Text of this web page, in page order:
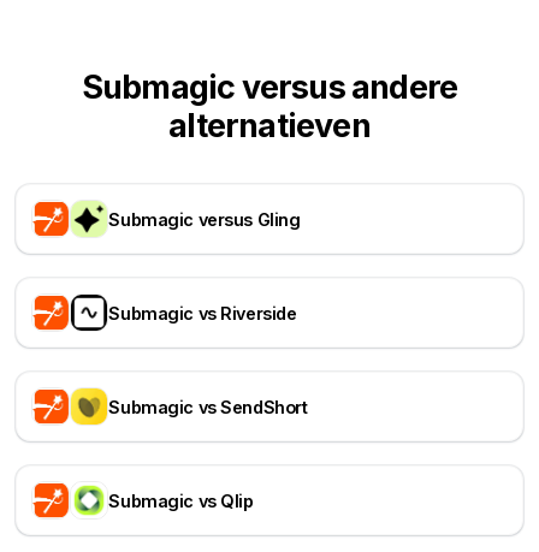
Submagic versus andere
alternatieven
Submagic versus Gling
Submagic vs Riverside
Submagic vs SendShort
Submagic vs Qlip